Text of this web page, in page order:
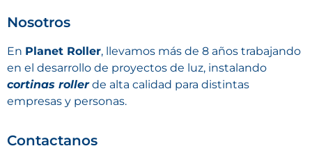
Nosotros
En Planet Roller, llevamos más de 8 años trabajando
en el desarrollo de proyectos de luz, instalando
cortinas rollerde alta calidad para distintas
empresas y personas.
Contactanos